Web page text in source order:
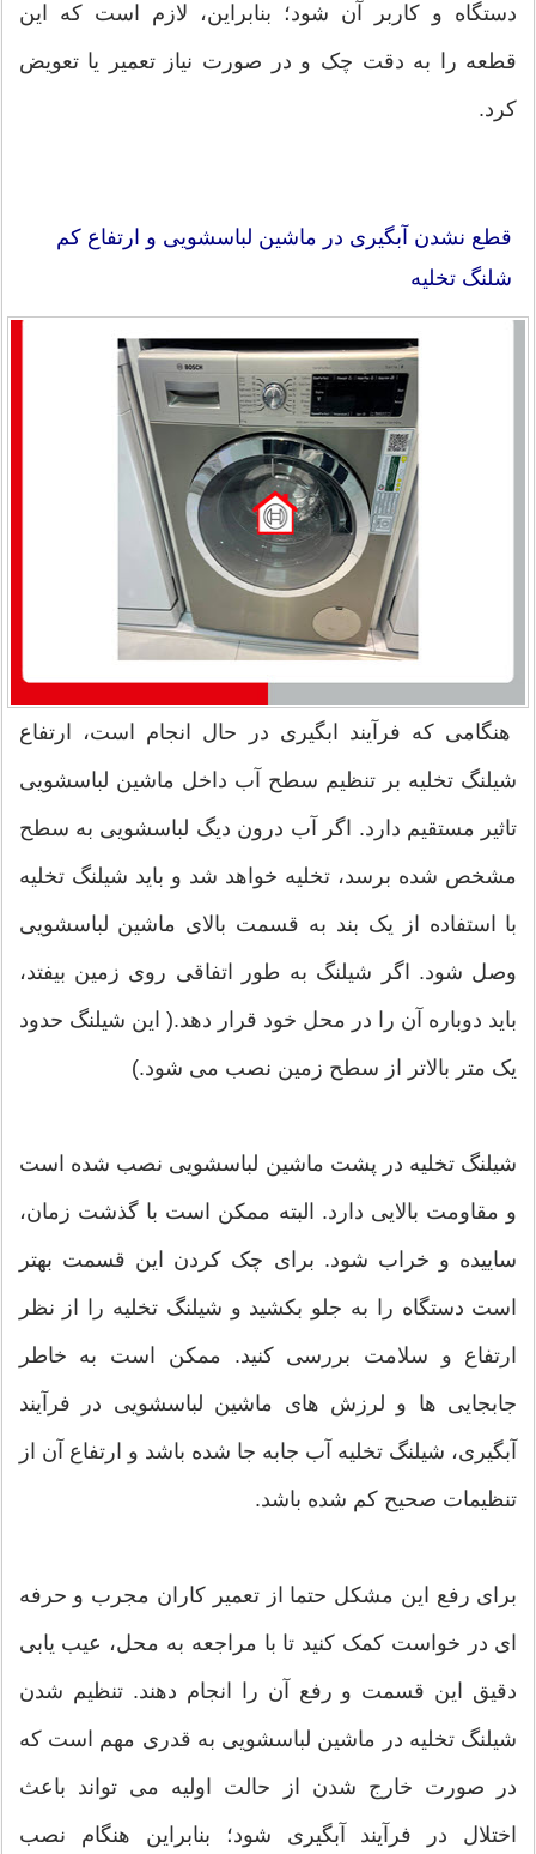
دستگاه و کاربر آن شود؛ بنابراین، لازم است که این
قطعه را به دقت چک و در صورت نیاز تعمیر یا تعویض
کرد.
قطع نشدن آبگیری در ماشین لباسشویی و ارتفاع کم
شلنگ تخلیه
هنگامی که فرآیند ابگیری در حال انجام است، ارتفاع
شیلنگ تخلیه بر تنظیم سطح آب داخل ماشین لباسشویی
تاثیر مستقیم دارد. اگر آب درون دیگ لباسشویی به سطح
مشخص شده برسد، تخلیه خواهد شد و باید شیلنگ تخلیه
با استفاده از یک بند به قسمت بالای ماشین لباسشویی
وصل شود. اگر شیلنگ به طور اتفاقی روی زمین بیفتد،
باید دوباره آن را در محل خود قرار دهد.( این شیلنگ حدود
یک متر بالاتر از سطح زمین نصب می شود.)
شیلنگ تخلیه در پشت ماشین لباسشویی نصب شده است
و مقاومت بالایی دارد. البته ممکن است با گذشت زمان،
ساییده و خراب شود. برای چک کردن این قسمت بهتر
است دستگاه را به جلو بکشید و شیلنگ تخلیه را از نظر
ارتفاع و سلامت بررسی کنید. ممکن است به خاطر
جابجایی ها و لرزش های ماشین لباسشویی در فرآیند
آبگیری، شیلنگ تخلیه آب جابه جا شده باشد و ارتفاع آن از
تنظیمات صحیح کم شده باشد.
برای رفع این مشکل حتما از تعمیر کاران مجرب و حرفه
ای در خواست کمک کنید تا با مراجعه به محل، عیب یابی
دقیق این قسمت و رفع آن را انجام دهند. تنظیم شدن
شیلنگ تخلیه در ماشین لباسشویی به قدری مهم است که
در صورت خارج شدن از حالت اولیه می تواند باعث
اختلال در فرآیند آبگیری شود؛ بنابراین هنگام نصب